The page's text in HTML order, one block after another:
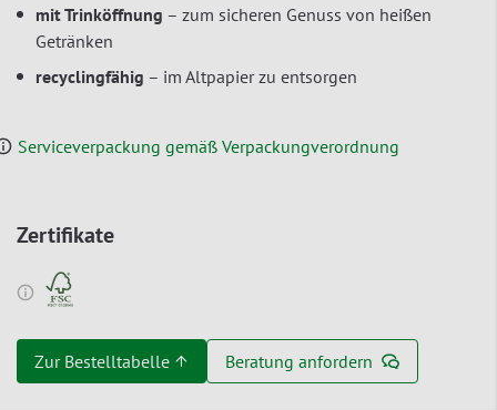
mit Trinköffnung – zum sicheren Genuss von heißen
Getränken
recyclingfähig – im Altpapier zu entsorgen
Serviceverpackung gemäß Verpackungverordnung
Zertifikate
Zur Bestelltabelle ↑ Beratung anfordern